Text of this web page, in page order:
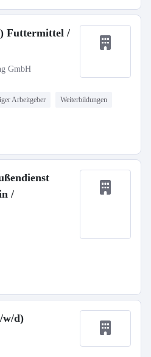
Futtermittel /
GmbH
Arbeitgeber Weiterbildungen
/
w/d)